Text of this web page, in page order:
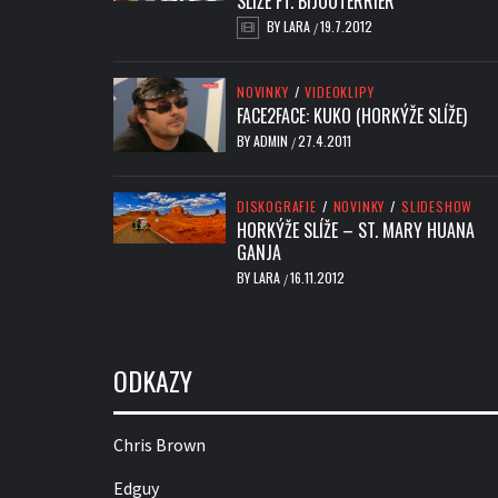
BYLARA /19.7.2012
NOVINKY / VIDEOKLIPY
FACE2FACE: KUKO (HORKÝŽE SLÍŽE)
BYADMIN /27.4.2011
DISKOGRAFIE / NOVINKY / SLIDESHOW
HORKÝŽE SLÍŽE – ST. MARY HUANA
GANJA
BYLARA /16.11.2012
ODKAZY
Chris Brown
Edguy